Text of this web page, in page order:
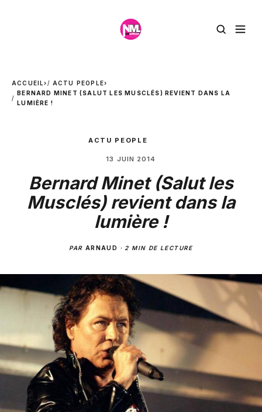
ACCUEIL› ACTU PEOPLE›
BERNARD MINET (SALUT LES MUSCLÉS) REVIENT DANS LA
LUMIÈRE !
ACTU PEOPLE
13 JUIN 2014
Bernard Minet (Salut les
Musclés) revient dans la
lumière !
PAR ARNAUD · 2 MIN DE LECTURE